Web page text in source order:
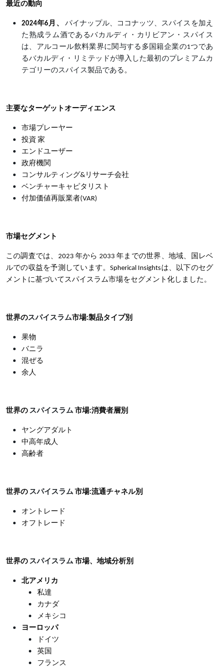
最近の動向
2024年6月、 パイナップル、ココナッツ、スパイスを加え
た熟成ラム酒であるバカルディ・カリビアン・スパイス
は、アルコール飲料業界に関与する多国籍企業の1つであ
るバカルディ・リミテッドが導入した最初のプレミアムカ
テゴリーのスパイス製品である 。
主要なターゲットオーディエンス
市場プレーヤー
投資 家
エンドユーザー
政府機関
コンサルティング&リサーチ会社
ベンチャーキャピタリスト
付加価値再販業者(VAR)
市場セグメント
この調査では、2023 年から 2033 年までの世界、地域、国レベ
ルでの収益を予測しています。Spherical Insightsは、以下のセグ
メントに基づいてスパイスラム市場をセグメント化しました。
世界のスパイスラム市場:製品タイプ別
果物
バニラ
混ぜる
余人
世界の スパイスラム 市場:消費者層別
ヤングアダルト
中高年成人
高齢者
世界の スパイスラム 市場:流通チャネル別
オントレード
オフトレード
世界の スパイスラム 市場、地域分析別
北アメリカ
私達
カナダ
メキシコ
ヨーロッパ
ドイツ
英国
フランス